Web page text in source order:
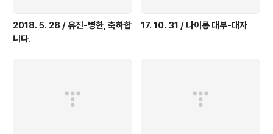
2018. 5. 28 / 유진-병한, 축하합
니다.
17. 10. 31 / 나이롱 대부-대자